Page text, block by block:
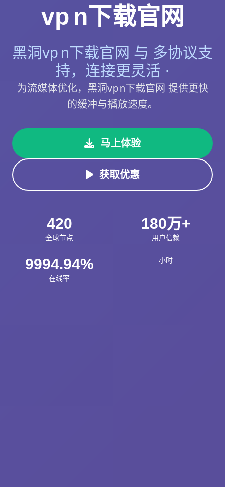
vp n下载官网
黑洞vp n下载官网 与 多协议支
持，连接更灵活 ·
为流媒体优化，黑洞vp n下载官网 提供更快
的缓冲与播放速度。
马上体验
获取优惠
420
全球节点
180万+
用户信赖
9994.94%
在线率
小时